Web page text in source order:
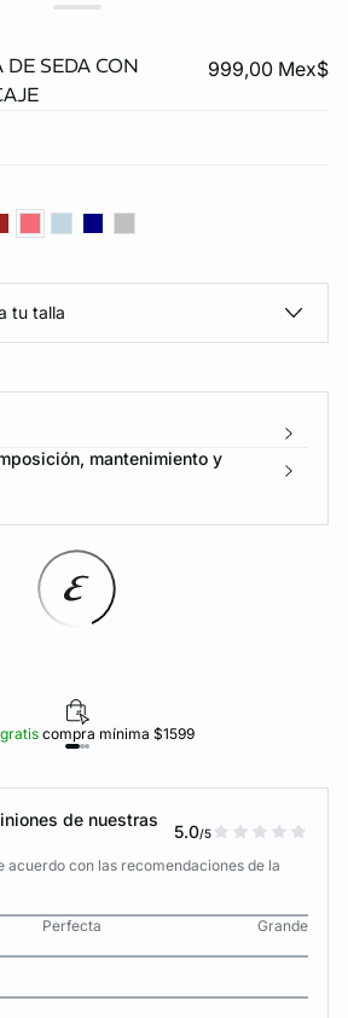
SEDA CON
999,00 Mex$
tu talla
mantenimiento y
gratiscompra mínima $1599
de nuestras
5.0/5
acuerdo con las recomendaciones de la
Perfecta
Grande